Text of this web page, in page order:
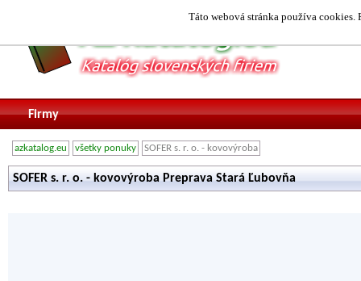
Táto webová stránka používa
Firmy
azkatalog.eu všetky ponuky SOFER s. r. o. - kovovýroba
SOFER s. r. o. - kovovýroba Preprava Stará Ľubovňa